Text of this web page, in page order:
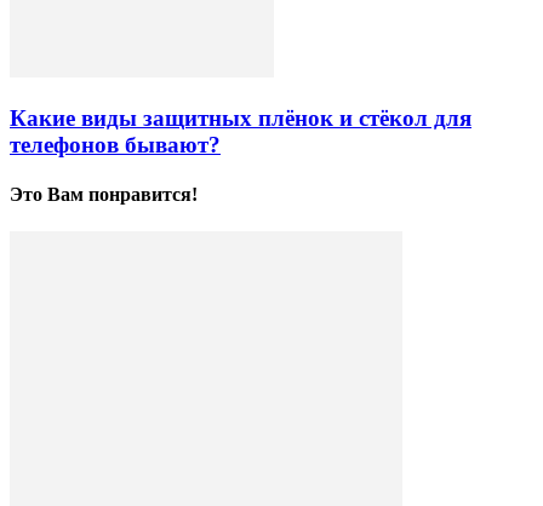
Какие виды защитных плёнок и стёкол для
телефонов бывают?
Это Вам понравится!